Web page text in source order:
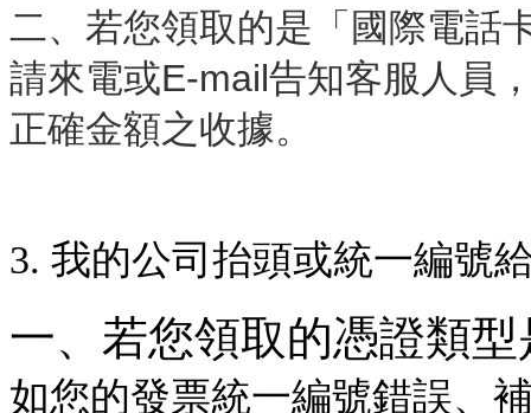
二、若您領取的是「國際電話
請來電或E-mail告知客服人員
正確金額之收據。
3. 我的公司抬頭或統一編號
一、若您領取的憑證類
如您的發票統一編號錯誤、